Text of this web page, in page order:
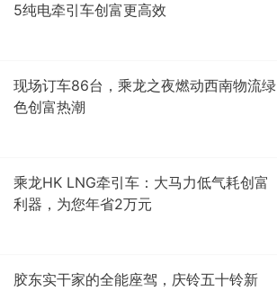
5纯电牵引车创富更高效
现场订车86台，乘龙之夜燃动西南物流绿
色创富热潮
乘龙HK LNG牵引车：大马力低气耗创富
利器，为您年省2万元
胶东实干家的全能座驾，庆铃五十铃新